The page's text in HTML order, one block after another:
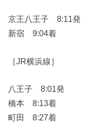
京王八王子 8:11発
新宿 9:04着
［JR横浜線］
八王子 8:01発
橋本 8:13着
町田 8:27着